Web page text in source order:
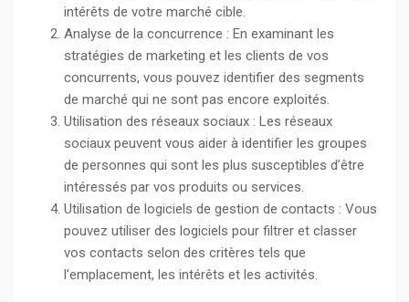
intérêts de votre marché cible.
Analyse de la concurrence : En examinant les
stratégies de marketing et les clients de vos
concurrents, vous pouvez identifier des segments
de marché qui ne sont pas encore exploités.
Utilisation des réseaux sociaux : Les réseaux
sociaux peuvent vous aider à identifier les groupes
de personnes qui sont les plus susceptibles d’être
intéressés par vos produits ou services.
Utilisation de logiciels de gestion de contacts : Vous
pouvez utiliser des logiciels pour filtrer et classer
vos contacts selon des critères tels que
l’emplacement, les intérêts et les activités.